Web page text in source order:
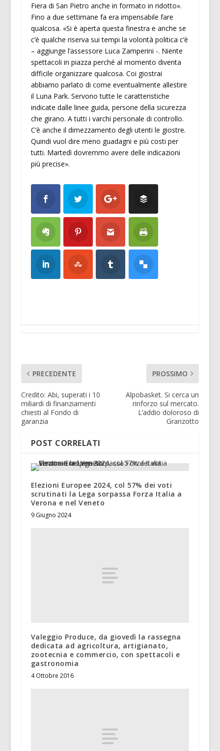
Fiera di San Pietro anche in formato in ridotto».
Fino a due settimane fa era impensabile fare
qualcosa. «Si è aperta questa finestra e anche se
c’è qualche riserva sui tempi la volontà politica c’è
– aggiunge l’assessore Luca Zamperini -. Niente
spettacoli in piazza perché al momento diventa
difficile organizzare qualcosa. Coi giostrai
abbiamo parlato di come eventualmente allestire
il Luna Park. Servono tutte le caratteristiche
indicate dalle linee guida, persone della sicurezza
che girano. A tutti i varchi personale di controllo.
C’è anche il dimezzamento degli utenti le giostre.
Quindi vuol dire meno guadagni e più costi per
tutti. Martedì dovremmo avere delle indicazioni
più precise».
PRECEDENTE
Credito: Abi, superati i 10
miliardi di finanziamenti
chiesti al Fondo di
garanzia
PROSSIMO
Alpobasket. Si cerca un
rinforzo sul mercato.
L’addio doloroso di
Granzotto
POST CORRELATI
Elezioni Europee 2024, col 57% dei voti
scrutinati la Lega sorpassa Forza Italia a
Verona e nel Veneto
9 Giugno 2024
Valeggio Produce, da giovedì la rassegna
dedicata ad agricoltura, artigianato,
zootecnia e commercio, con spettacoli e
gastronomia
4 Ottobre 2016